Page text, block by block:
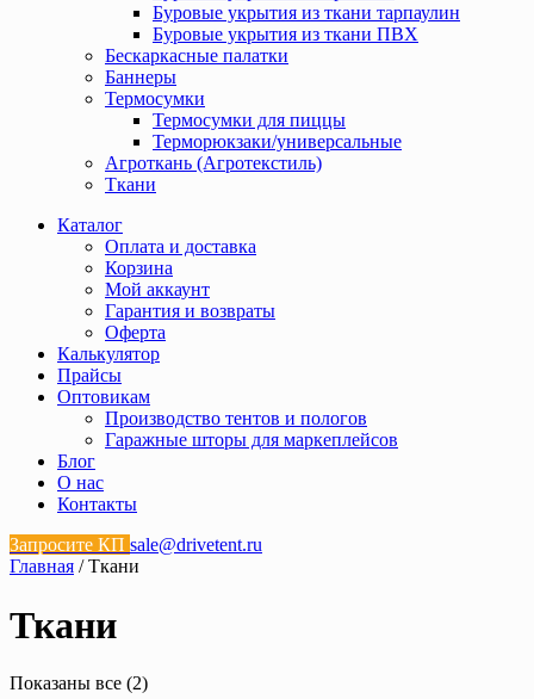
Буровые укрытия из ткани тарпаулин
Буровые укрытия из ткани ПВХ
Бескаркасные палатки
Баннеры
Термосумки
Термосумки для пиццы
Терморюкзаки/универсальные
Агроткань (Агротекстиль)
Ткани
Каталог
Оплата и доставка
Корзина
Мой аккаунт
Гарантия и возвраты
Оферта
Калькулятор
Прайсы
Оптовикам
Производство тентов и пологов
Гаражные шторы для маркеплейсов
Блог
О нас
Контакты
Запросите КП sale@drivetent.ru
Главная / Ткани
Ткани
Показаны все (2)